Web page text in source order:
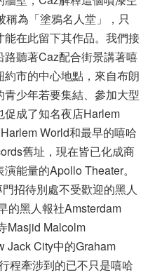
稱為「塗鴉名人堂」，只
在此留下其作品。我們接
聽著Caz配合街景講著嘻
市的中心地點，來自布朗
少年若要集結、參加大型
成了知名夜店Harlem
World和最早的嘻哈
舊址，現在皆已化成商
能量的Apollo Theater。
招待別處不受歡迎的黑人
的黑人報社Amsterdam
Masjid Malcolm
Jack City中的Graham
程牽涉到的已不只是嘻哈